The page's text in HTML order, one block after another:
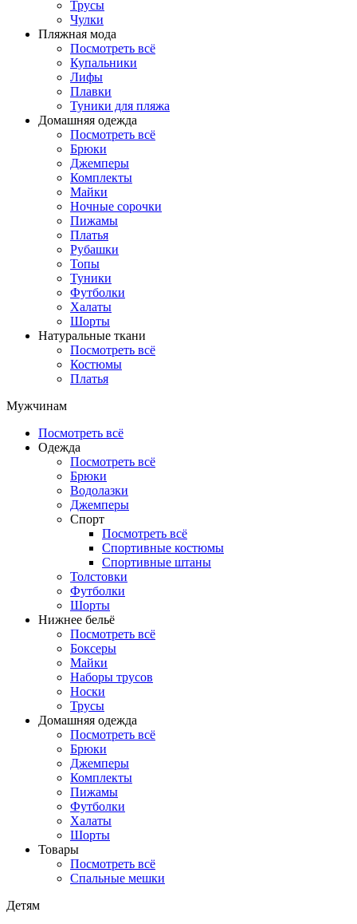
Трусы
Чулки
Пляжная мода
Посмотреть всё
Купальники
Лифы
Плавки
Туники для пляжа
Домашняя одежда
Посмотреть всё
Брюки
Джемперы
Комплекты
Майки
Ночные сорочки
Пижамы
Платья
Рубашки
Топы
Туники
Футболки
Халаты
Шорты
Натуральные ткани
Посмотреть всё
Костюмы
Платья
Мужчинам
Посмотреть всё
Одежда
Посмотреть всё
Брюки
Водолазки
Джемперы
Спорт
Посмотреть всё
Спортивные костюмы
Спортивные штаны
Толстовки
Футболки
Шорты
Нижнее бельё
Посмотреть всё
Боксеры
Майки
Наборы трусов
Носки
Трусы
Домашняя одежда
Посмотреть всё
Брюки
Джемперы
Комплекты
Пижамы
Футболки
Халаты
Шорты
Товары
Посмотреть всё
Спальные мешки
Детям